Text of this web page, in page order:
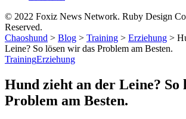
© 2022 Foxiz News Network. Ruby Design
Reserved.
Chaoshund > Blog > Training > Erziehung >
Leine? So lösen wir das Problem am Besten.
TrainingErziehung
Hund zieht an der Leine? So
Problem am Besten.